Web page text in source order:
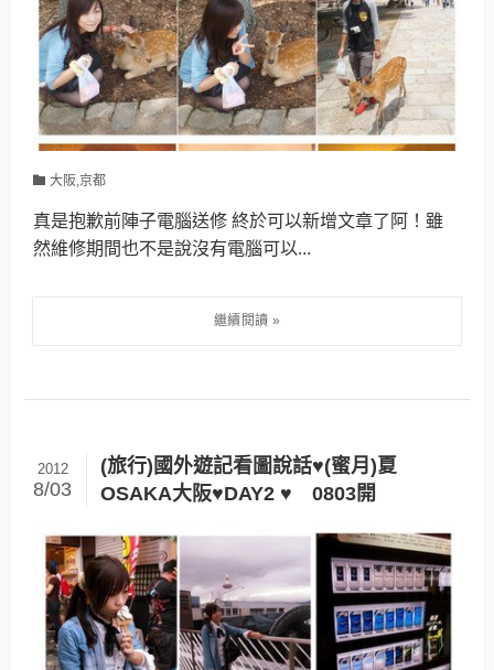
大阪,京都
真是抱歉前陣子電腦送修 終於可以新增文章了阿！雖
然維修期間也不是說沒有電腦可以...
(旅行)國外遊記看圖說話♥(蜜月)夏
OSAKA大阪♥DAY2 ♥ 0803開
2012
8/03